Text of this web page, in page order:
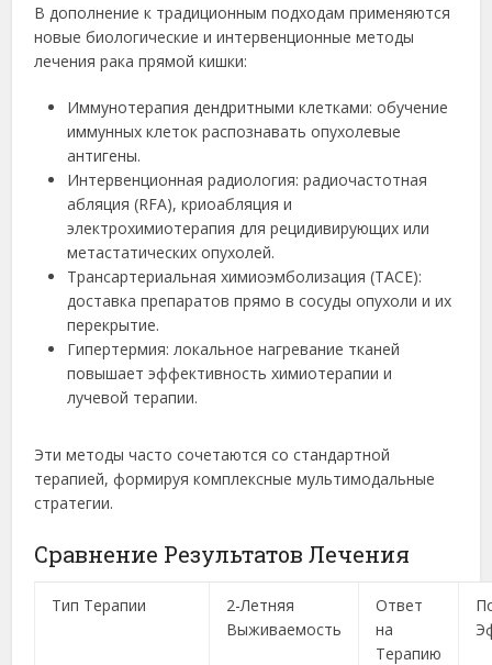
В дополнение к традиционным подходам применяются
новые биологические и интервенционные методы
лечения рака прямой кишки:
Иммунотерапия дендритными клетками: обучение
иммунных клеток распознавать опухолевые
антигены.
Интервенционная радиология: радиочастотная
абляция (RFA), криоабляция и
электрохимиотерапия для рецидивирующих или
метастатических опухолей.
Трансартериальная химиоэмболизация (TACE):
доставка препаратов прямо в сосуды опухоли и их
перекрытие.
Гипертермия: локальное нагревание тканей
повышает эффективность химиотерапии и
лучевой терапии.
Эти методы часто сочетаются со стандартной
терапией, формируя комплексные мультимодальные
стратегии.
Сравнение Результатов Лечения
Тип Терапии
2-Летняя
Выживаемость
Ответ
на
Терапию